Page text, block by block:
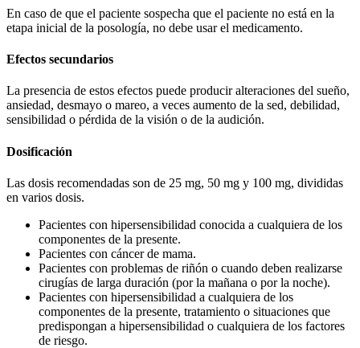
En caso de que el paciente sospecha que el paciente no está en la
etapa inicial de la posología, no debe usar el medicamento.
Efectos secundarios
La presencia de estos efectos puede producir alteraciones del sueño,
ansiedad, desmayo o mareo, a veces aumento de la sed, debilidad,
sensibilidad o pérdida de la visión o de la audición.
Dosificación
Las dosis recomendadas son de 25 mg, 50 mg y 100 mg, divididas
en varios dosis.
Pacientes con hipersensibilidad conocida a cualquiera de los
componentes de la presente.
Pacientes con cáncer de mama.
Pacientes con problemas de riñón o cuando deben realizarse
cirugías de larga duración (por la mañana o por la noche).
Pacientes con hipersensibilidad a cualquiera de los
componentes de la presente, tratamiento o situaciones que
predispongan a hipersensibilidad o cualquiera de los factores
de riesgo.